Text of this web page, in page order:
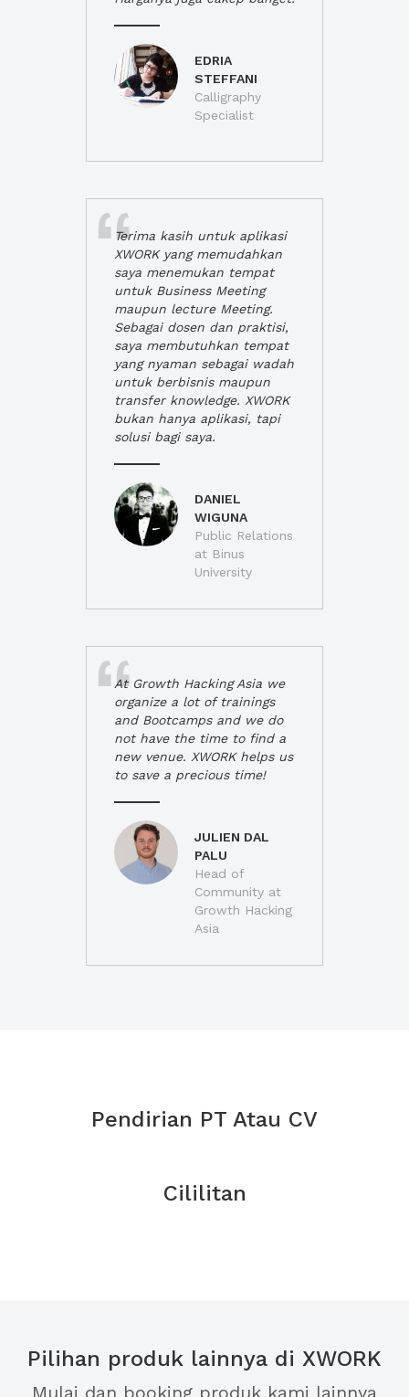
EDRIA
STEFFANI
Calligraphy
Specialist
Terima kasih untuk aplikasi
XWORK yang memudahkan
saya menemukan tempat
untuk Business Meeting
maupun lecture Meeting.
Sebagai dosen dan praktisi,
saya membutuhkan tempat
yang nyaman sebagai wadah
untuk berbisnis maupun
transfer knowledge. XWORK
bukan hanya aplikasi, tapi
solusi bagi saya.
DANIEL
WIGUNA
Public Relations
at Binus
University
At Growth Hacking Asia we
organize a lot of trainings
and Bootcamps and we do
not have the time to find a
new venue. XWORK helps us
to save a precious time!
JULIEN DAL
PALU
Head of
Community at
Growth Hacking
Asia
Pendirian PT Atau CV
Cililitan
Pilihan produk lainnya di XWORK
Mulai dan booking produk kami lainnya